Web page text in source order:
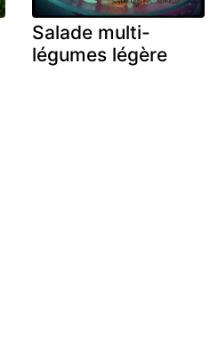
Salade multi-
légumes légère